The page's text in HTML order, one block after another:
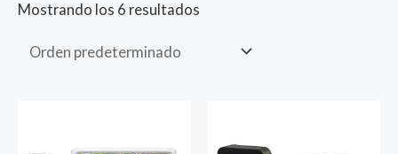
Mostrando los 6 resultados